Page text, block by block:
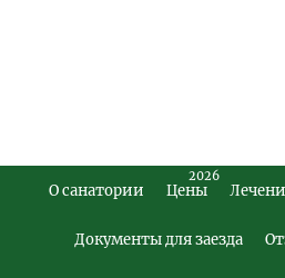
Footer
Main
О санатории Цены
2026
Документы для заезда